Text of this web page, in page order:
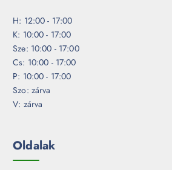
H: 12:00 - 17:00
K: 10:00 - 17:00
Sze: 10:00 - 17:00
Cs: 10:00 - 17:00
P: 10:00 - 17:00
Szo: zárva
V: zárva
Oldalak